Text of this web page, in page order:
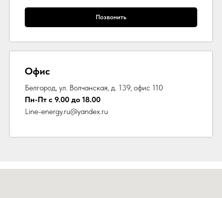
Позвонить
Офис
Белгород, ул. Волчанская, д. 139, офис 110
Пн-Пт с 9.00 до 18.00
Line-energy.ru@yandex.ru